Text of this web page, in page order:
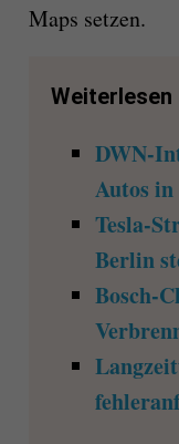
Maps setzen.
Weiterlesen
DWN-
Autos in
Tesla-
Berlin
Bosch-